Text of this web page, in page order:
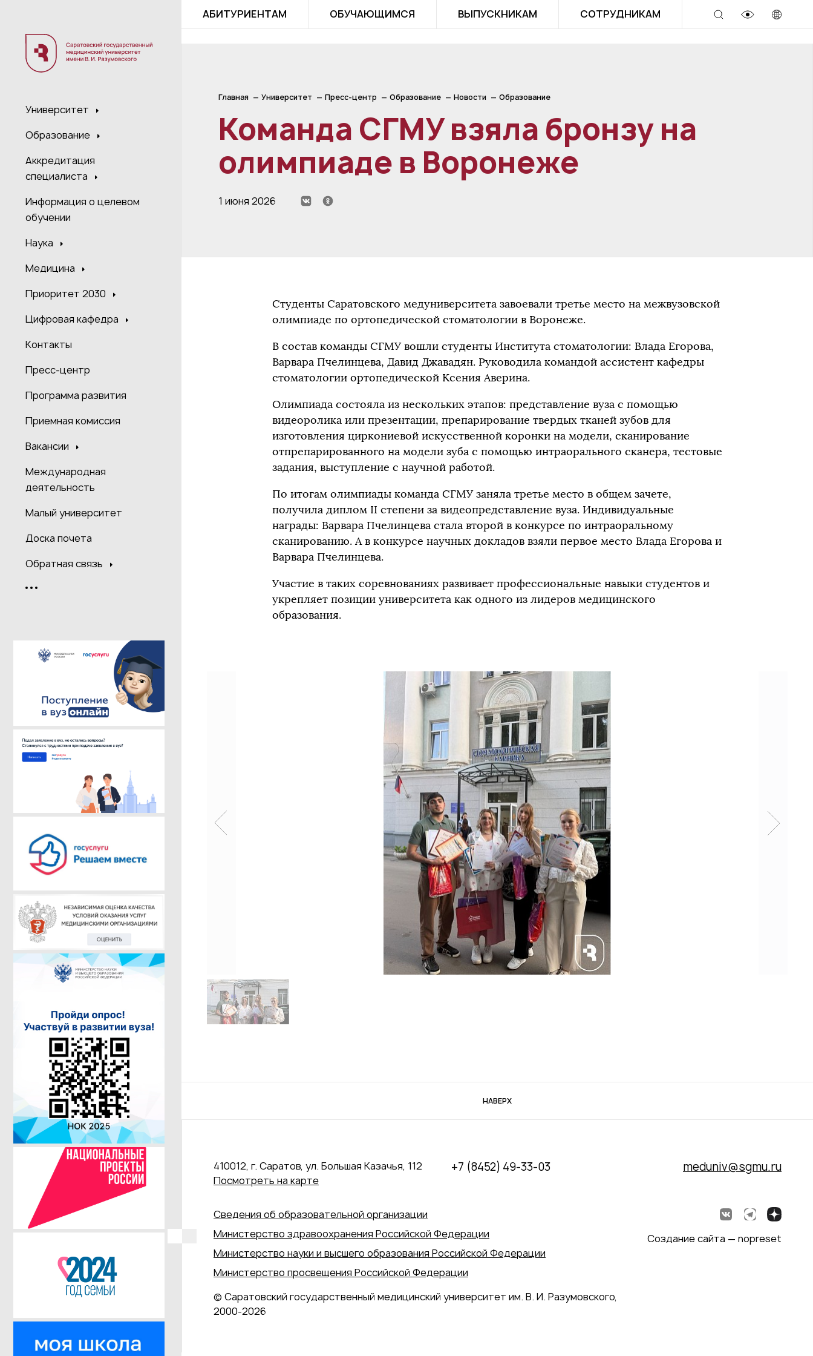
Университет
Образование
Аккредитация
специалиста
Информация о целевом
обучении
Наука
Медицина
Приоритет 2030
Цифровая кафедра
Контакты
Пресс-центр
Программа развития
Приемная комиссия
Вакансии
Международная
деятельность
Малый университет
Доска почета
Обратная связь
АБИТУРИЕНТАМ ОБУЧАЮЩИМСЯ ВЫПУСКНИКАМ СОТРУДНИКАМ
Главная Университет Пресс-центр Образование Новости Образование
Команда СГМУ взяла бронзу на
олимпиаде в Воронеже
1 июня 2026
Студенты Саратовского медуниверситета завоевали третье место на межвузовской
олимпиаде по ортопедической стоматологии в Воронеже.
В состав команды СГМУ вошли студенты Института стоматологии: Влада Егорова,
Варвара Пчелинцева, Давид Джавадян. Руководила командой ассистент кафедры
стоматологии ортопедической Ксения Аверина.
Олимпиада состояла из нескольких этапов: представление вуза с помощью
видеоролика или презентации, препарирование твердых тканей зубов для
изготовления циркониевой искусственной коронки на модели, сканирование
отпрепарированного на модели зуба с помощью интраорального сканера, тестовые
задания, выступление с научной работой.
По итогам олимпиады команда СГМУ заняла третье место в общем зачете,
получила диплом II степени за видеопредставление вуза. Индивидуальные
награды: Варвара Пчелинцева стала второй в конкурсе по интраоральному
сканированию. А в конкурсе научных докладов взяли первое место Влада Егорова и
Варвара Пчелинцева.
Участие в таких соревнованиях развивает профессиональные навыки студентов и
укрепляет позиции университета как одного из лидеров медицинского
образования.
НАВЕРХ
410012, г. Саратов, ул. Большая Казачья, 112
Посмотреть на карте
+7 (8452) 49-33-03 meduniv@sgmu.ru
Сведения об образовательной организации
Министерство здравоохранения Российской Федерации
Министерство науки и высшего образования Российской Федерации
Министерство просвещения Российской Федерации
© Саратовский государственный медицинский университет им. В. И. Разумовского,
2000‑2026
Создание сайта — nopreset